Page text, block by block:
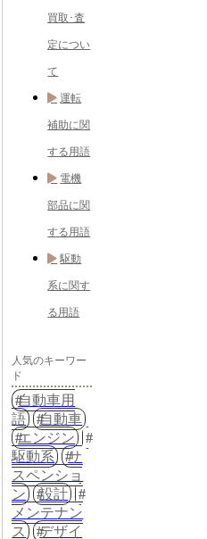
買取･査
定につい
て
運転
補助に関
する用語
電機
部品に関
する用語
駆動
系に関す
る用語
人気のキーワー
ド
自動車用
語
自動車
エンジン
駆動系
サ
スペンショ
ン
設計
メンテナン
ス
デザイ